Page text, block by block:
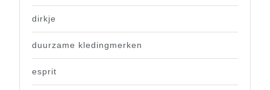
dirkje
duurzame kledingmerken
esprit